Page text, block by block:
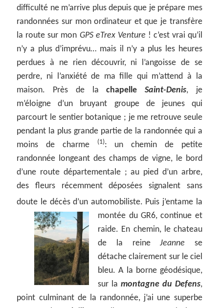
difficulté ne m’arrive plus depuis que je prépare mes
randonnées sur mon ordinateur et que je transfère
la route sur mon GPS eTrex Venture ! c’est vrai qu’il
n’y a plus d’imprévu… mais il n’y a plus les heures
perdues à ne rien découvrir, ni l’angoisse de se
perdre, ni l’anxiété de ma fille qui m’attend à la
maison. Près de lachapelle Saint-Denis, je
m’éloigne d’un bruyant groupe de jeunes qui
parcourt le sentier botanique ; je me retrouve seule
pendant la plus grande partie de la randonnée qui a
moins de charme
(1): un chemin de petite
randonnée longeant des champs de vigne, le bord
d’une route départementale ; au pied d’un arbre,
des fleurs récemment déposées signalent sans
doute le décès d’un automobiliste. Puis j’entame la
montée du GR6, continue et
raide. En chemin, le chateau
de la reineJeanne se
détache clairement sur le ciel
bleu. A la borne géodésique,
sur la montagne du Defens,
point culminant de la randonnée, j’ai une superbe